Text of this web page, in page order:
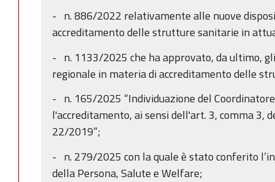
- n. 886/2022 relativamente alle nuove
accreditamento delle strutture sanitarie in
- n. 1133/2025 che ha approvato, da ultimo,
regionale in materia di accreditamento delle
- n. 165/2025 “Individuazione del
l'accreditamento, ai sensi dell'art. 3, comma 3,
22/2019”;
- n. 279/2025 con la quale è stato conferito
della Persona, Salute e Welfare;